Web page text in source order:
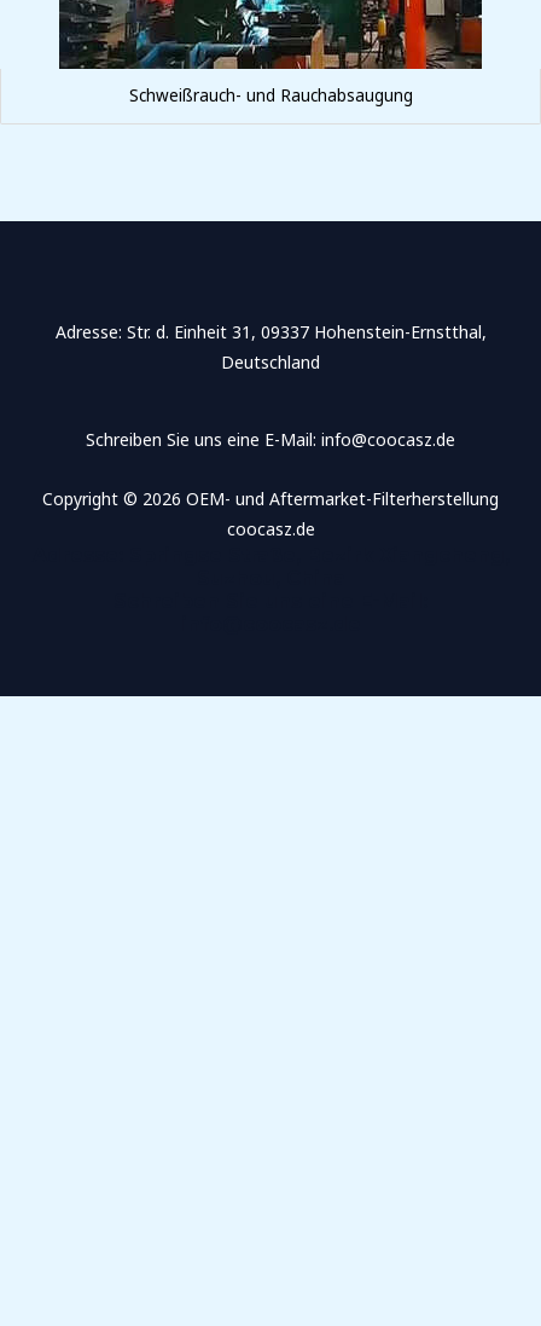
Schweißrauch- und Rauchabsaugung
Adresse​: Str. d. Einheit 31, 09337 Hohenstein-Ernstthal,
Deutschland
Schreiben Sie uns eine E-Mail: info@coocasz.de
Copyright © 2026 OEM- und Aftermarket-Filterherstellung
coocasz.de